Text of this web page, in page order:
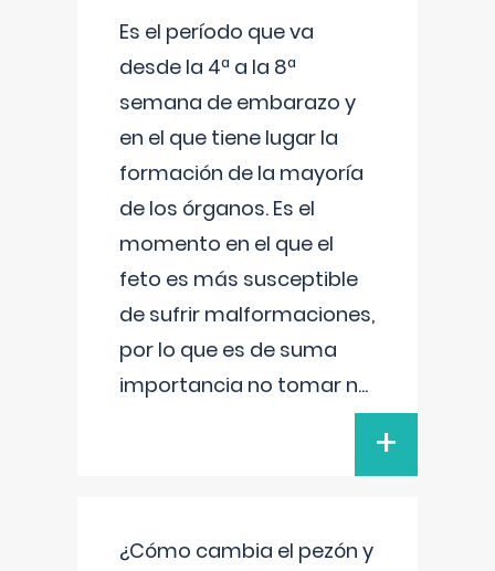
Es el período que va
desde la 4ª a la 8ª
semana de embarazo y
en el que tiene lugar la
formación de la mayoría
de los órganos. Es el
momento en el que el
feto es más susceptible
de sufrir malformaciones,
por lo que es de suma
importancia no tomar n...
+
¿Cómo cambia el pezón y